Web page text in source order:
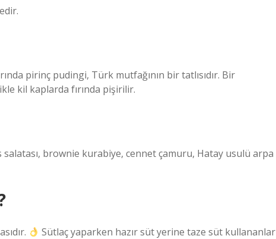
pirinç pudingi, Türk mutfağının bir tatlısıdır. Bir
kil kaplarda fırında pişirilir.
brownie kurabiye, cennet çamuru, Hatay usulü arpa
Sütlaç yaparken hazır süt yerine taze süt kullananlar